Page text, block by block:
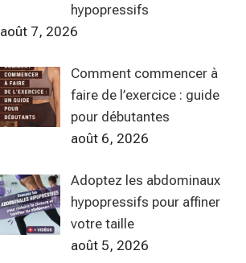
hypopressifs
août 7, 2026
Comment commencer à
faire de l’exercice : guide
pour débutantes
août 6, 2026
Adoptez les abdominaux
hypopressifs pour affiner
votre taille
août 5, 2026